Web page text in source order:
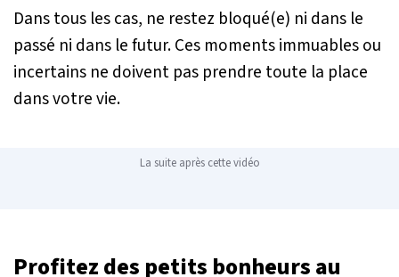
Dans tous les cas, ne restez bloqué(e) ni dans le
passé ni dans le futur. Ces moments immuables ou
incertains ne doivent pas prendre toute la place
dans votre vie.
La suite après cette vidéo
Profitez des petits bonheurs au